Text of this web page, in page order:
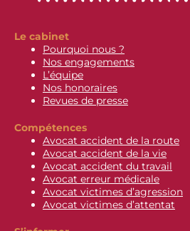
Le cabinet
Pourquoi nous ?
Nos engagements
L’équipe
Nos honoraires
Revues de presse
Compétences
Avocat accident de la route
Avocat accident de la vie
Avocat accident du travail
Avocat erreur médicale
Avocat victimes d’agression
Avocat victimes d’attentat